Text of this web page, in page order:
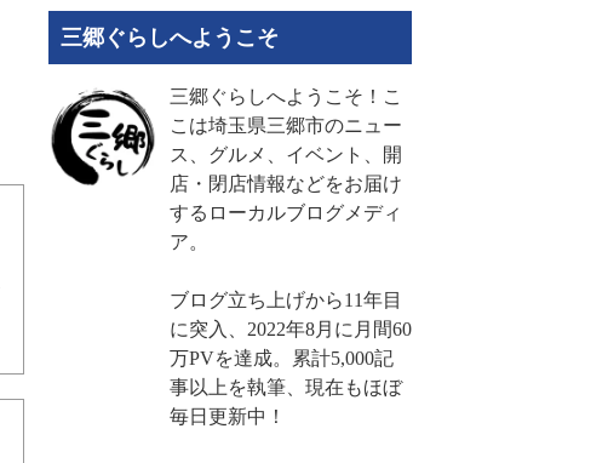
三郷ぐらしへようこそ
三郷ぐらしへようこそ！こ
こは埼玉県三郷市のニュー
ス、グルメ、イベント、開
店・閉店情報などをお届け
するローカルブログメディ
ア。
ブログ立ち上げから11年目
に突入、2022年8月に月間60
万PVを達成。累計5,000記
事以上を執筆、現在もほぼ
毎日更新中！